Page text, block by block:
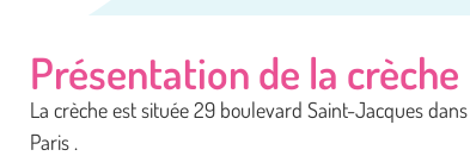
Présentation de la crèche
La crèche est située 29 boulevard Saint-Jacques
Paris .